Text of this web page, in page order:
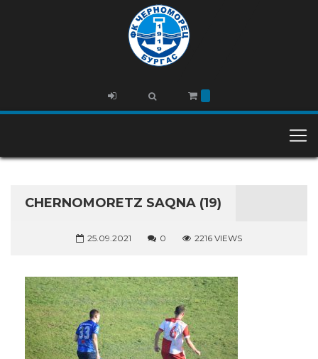
CHERNOMORETZ SAQNA (19)
25.09.2021 0 2216 VIEWS